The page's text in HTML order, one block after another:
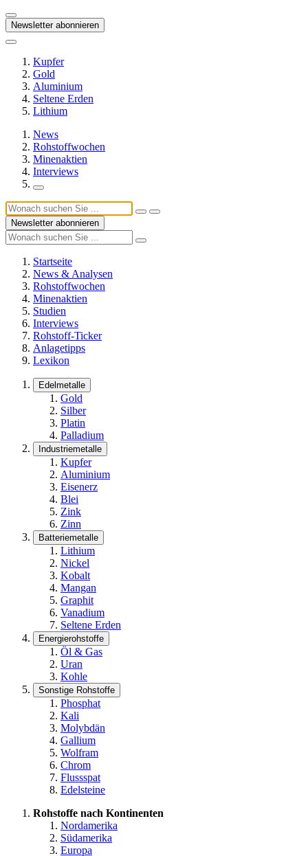
Newsletter abonnieren
Kupfer
Gold
Aluminium
Seltene Erden
Lithium
News
Rohstoffwochen
Minenaktien
Interviews
Newsletter abonnieren
Startseite
News & Analysen
Rohstoffwochen
Minenaktien
Studien
Interviews
Rohstoff-Ticker
Anlagetipps
Lexikon
Edelmetalle
Gold
Silber
Platin
Palladium
Industriemetalle
Kupfer
Aluminium
Eisenerz
Blei
Zink
Zinn
Batteriemetalle
Lithium
Nickel
Kobalt
Mangan
Graphit
Vanadium
Seltene Erden
Energierohstoffe
Öl & Gas
Uran
Kohle
Sonstige Rohstoffe
Phosphat
Kali
Molybdän
Gallium
Wolfram
Chrom
Flussspat
Edelsteine
Rohstoffe nach Kontinenten
Nordamerika
Südamerika
Europa